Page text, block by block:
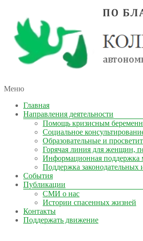
КОЛЫМА — ЗА ЖИЗНЬ
автономная некоммерческая организация
Меню
Главная
Направления деятельности
Помощь кризисным
Социальное
Образовательные и
Горячая линия для женщин,
Информационная поддержка
Поддержка законодательных
События
Публикации
СМИ о нас
Истории спасенных жизней
Контакты
Поддержать движение